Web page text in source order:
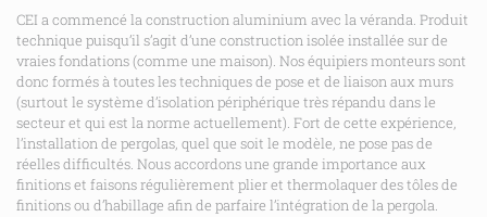
CEI a commencé la construction aluminium avec la véranda. Produit
technique puisqu’il s’agit d’une construction isolée installée sur de
vraies fondations (comme une maison). Nos équipiers monteurs sont
donc formés à toutes les techniques de pose et de liaison aux murs
(surtout le système d’isolation périphérique très répandu dans le
secteur et qui est la norme actuellement). Fort de cette expérience,
l’installation de pergolas, quel que soit le modèle, ne pose pas de
réelles difficultés. Nous accordons une grande importance aux
finitions et faisons régulièrement plier et thermolaquer des tôles de
finitions ou d’habillage afin de parfaire l’intégration de la pergola.